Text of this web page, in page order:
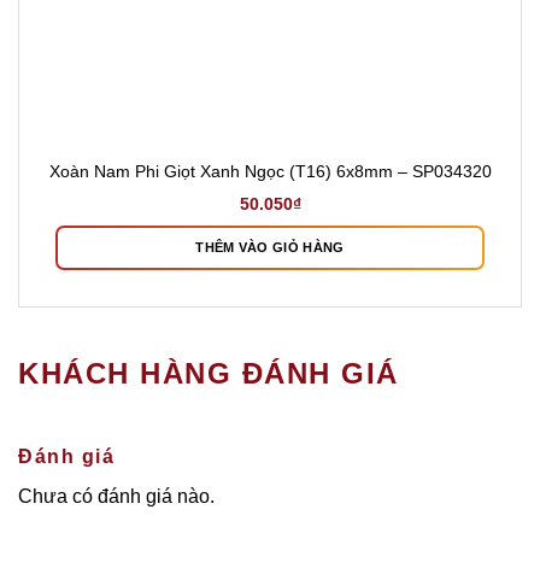
Xoàn Nam Phi Giọt Xanh Ngọc (T16) 6x8mm – SP034320
50.050₫
THÊM VÀO GIỎ HÀNG
KHÁCH HÀNG ĐÁNH GIÁ
Đánh giá
Chưa có đánh giá nào.